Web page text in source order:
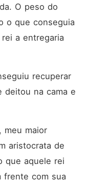
O peso do
o que conseguia
a entregaria
recuperar
deitou na cama e
meu maior
aristocrata de
que aquele rei
frente com sua